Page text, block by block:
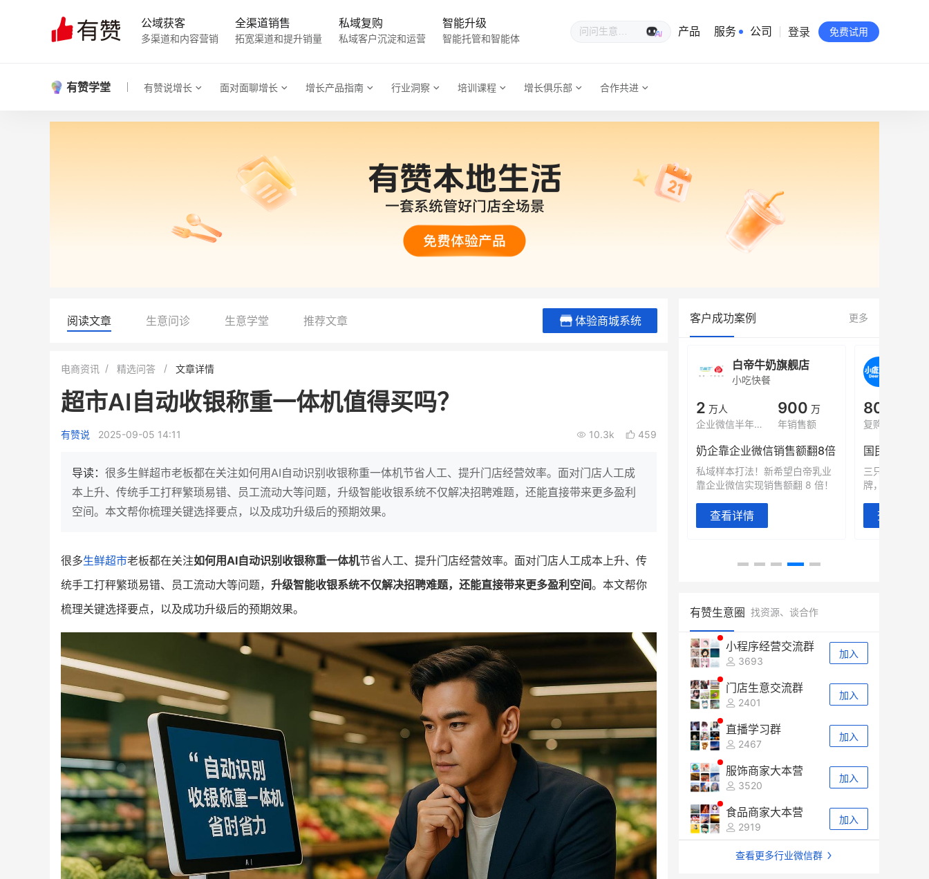
公域获客
多渠道和内容营销
全渠道销售
拓宽渠道和提升销量
私域复购
私域客户沉淀和运营
智能升级
智能托管和智能体
生意专家
产品 服务 公司
有赞公益
站点地图
登录 免费试用
有赞学堂 有赞说增长 面对面聊增长 增长产品指南 行业洞察 培训课程 增长俱乐部 合作共进
阅读文章 生意问诊 生意学堂 推荐文章 体验商城系统
电商资讯 精选问答 文章详情
超市AI自动收银称重一体机值得买吗？
有赞说 2025-09-05 14:11 10.3k 459
导读： 很多生鲜超市老板都在关注如何用AI自动识别收银称重一体机节省人工、提升门店经营效率。面对门店人工成
本上升、传统手工打秤繁琐易错、员工流动大等问题，升级智能收银系统不仅解决招聘难题，还能直接带来更多盈利
空间。本文帮你梳理关键选择要点，以及成功升级后的预期效果。
很多生鲜超市老板都在关注如何用AI自动识别收银称重一体机节省人工、提升门店经营效率。面对门店人工成本上升、传
统手工打秤繁琐易错、员工流动大等问题， 升级智能收银系统不仅解决招聘难题，还能直接带来更多盈利空间。本文帮你
梳理关键选择要点，以及成功升级后的预期效果。
客户成功案例 更多
小鹿蓝蓝会员
+
7900 万
三只松鼠旗下的网红婴儿辅食品
牌，22天便拿下类目第一
查看详情
母婴
有货源没流量？母婴馆如何破局
他只用7年做到平台销冠，转战私
域如何破局？
200 万
200
这家女装连锁如何借有赞破局新
零售？
查看详情
IT精英回乡种地，撬动2000万生
意！
白帝牛奶旗舰店
小吃快餐
2 万人
企业微信半年拉新
900 万
年销售额
奶企靠企业微信销售额翻8倍
私域样本打法！新希望白帝乳业
靠企业微信实现销售额翻 8 倍！
查看详情
80%
复购率
国民品牌副
三只松鼠旗下
牌，22天便拿
查看详情
有赞生意圈 找资源、谈合作
小程序经营交流群
3693
加入
门店生意交流群
2401
加入
直播学习群
2467
加入
服饰商家大本营
3520
加入
食品商家大本营
2919
加入
查看更多行业微信群